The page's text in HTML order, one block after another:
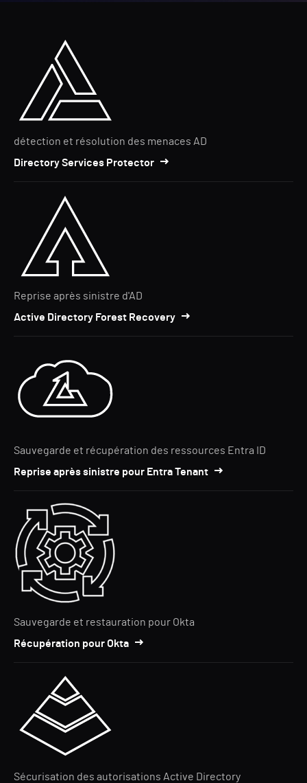
détection et résolution des menaces AD
Directory Services Protector
Reprise après sinistre d'AD
Active Directory Forest Recovery
Sauvegarde et récupération des ressources Entra ID
Reprise après sinistre pour Entra Tenant
Sauvegarde et restauration pour Okta
Récupération pour Okta
Sécurisation des autorisations Active Directory